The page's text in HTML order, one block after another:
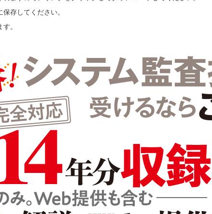
存してください。
。